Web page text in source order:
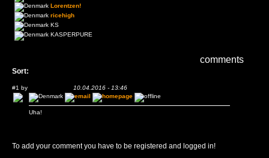
Lorentzen!
ricehigh
KS
KASPERPURE
comments
Sort:
#1 by 10.04.2016 - 13:46
Uha!
To add your comment you have to be registered and logged in!